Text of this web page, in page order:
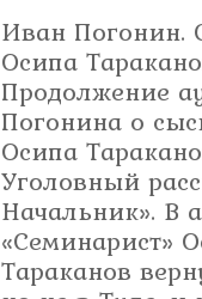
Иван Погонин.
Осипа
Продолжение
Погонина о
Осипа
Уголовный
Начальник». В
«Семинарист»
Тараканов